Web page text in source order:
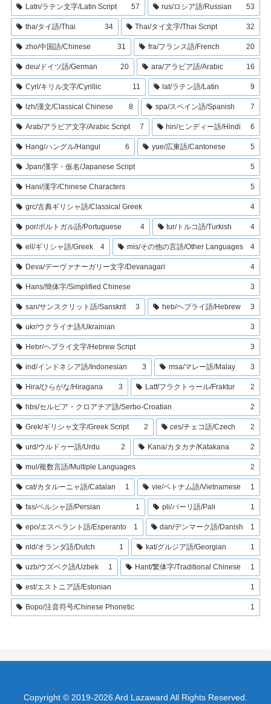
Latn/ラテン文字/Latin Script 57 rus/ロシア語/Russian 53
tha/タイ語/Thai 34 Thai/タイ文字/Thai Script 32
zho/中国語/Chinese 31 fra/フランス語/French 20
deu/ドイツ語/German 20 ara/アラビア語/Arabic 16
Cyrl/キリル文字/Cyrillic 11 lat/ラテン語/Latin 9
lzh/漢文/Classical Chinese 8 spa/スペイン語/Spanish 7
Arab/アラビア文字/Arabic Script 7 hin/ヒンディー語/Hindi 6
Hang/ハングル/Hangul 6 yue/広東語/Cantonese 5
Jpan/漢字・仮名/Japanese Script 5
Hani/漢字/Chinese Characters 5
grc/古典ギリシャ語/Classical Greek 4
por/ポルトガル語/Portuguese 4 tur/トルコ語/Turkish 4
ell/ギリシャ語/Greek 4 mis/その他の言語/Other Languages 4
Deva/デーヴァナーガリー文字/Devanagari 4
Hans/簡体字/Simplified Chinese 3
san/サンスクリット語/Sanskrit 3 heb/ヘブライ語/Hebrew 3
ukr/ウクライナ語/Ukrainian 3
Hebr/ヘブライ文字/Hebrew Script 3
ind/インドネシア語/Indonesian 3 msa/マレー語/Malay 3
Hira/ひらがな/Hiragana 3 Latf/フラクトゥール/Fraktur 2
hbs/セルビア・クロアチア語/Serbo-Croatian 2
Grek/ギリシャ文字/Greek Script 2 ces/チェコ語/Czech 2
urd/ウルドゥー語/Urdu 2 Kana/カタカナ/Katakana 2
mul/複数言語/Multiple Languages 2
cat/カタルーニャ語/Catalan 1 vie/ベトナム語/Vietnamese 1
fas/ペルシャ語/Persian 1 pli/パーリ語/Pali 1
epo/エスペラント語/Esperanto 1 dan/デンマーク語/Danish 1
nld/オランダ語/Dutch 1 kat/グルジア語/Georgian 1
uzb/ウズベク語/Uzbek 1 Hant/繁体字/Traditional Chinese 1
est/エストニア語/Estonian 1
Bopo/注音符号/Chinese Phonetic 1
Copyright © 2019-2026 Ard Lazaward All Rights Reserved.